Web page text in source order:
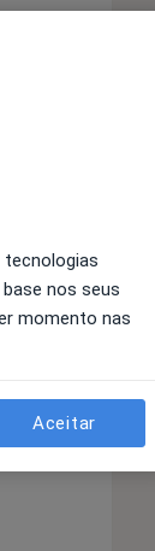
Segunda-feira Ter,
11 Ago
nos seus
momento nas
Aceitar